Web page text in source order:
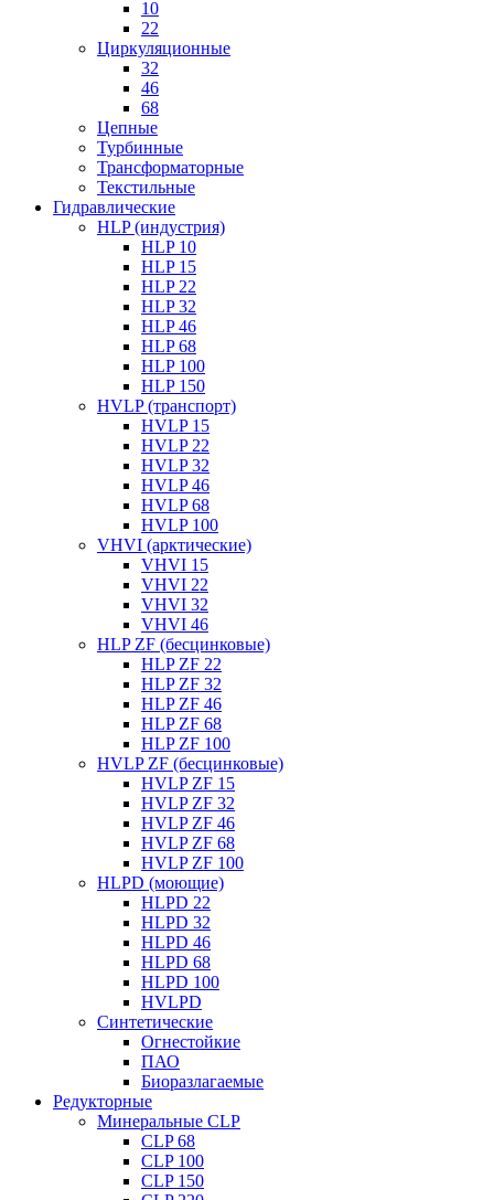
10
22
Циркуляционные
32
46
68
Цепные
Турбинные
Трансформаторные
Текстильные
Гидравлические
HLP (индустрия)
HLP 10
HLP 15
HLP 22
HLP 32
HLP 46
HLP 68
HLP 100
HLP 150
HVLP (транспорт)
HVLP 15
HVLP 22
HVLP 32
HVLP 46
HVLP 68
HVLP 100
VHVI (арктические)
VHVI 15
VHVI 22
VHVI 32
VHVI 46
HLP ZF (бесцинковые)
HLP ZF 22
HLP ZF 32
HLP ZF 46
HLP ZF 68
HLP ZF 100
HVLP ZF (бесцинковые)
HVLP ZF 15
HVLP ZF 32
HVLP ZF 46
HVLP ZF 68
HVLP ZF 100
HLPD (моющие)
HLPD 22
HLPD 32
HLPD 46
HLPD 68
HLPD 100
HVLPD
Синтетические
Огнестойкие
ПАО
Биоразлагаемые
Редукторные
Минеральные CLP
CLP 68
CLP 100
CLP 150